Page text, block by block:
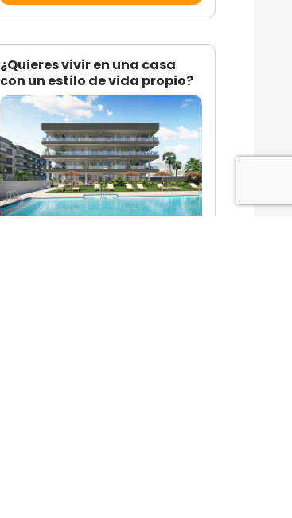
¿Quieres vivir en una casa
con un estilo de vida propio?